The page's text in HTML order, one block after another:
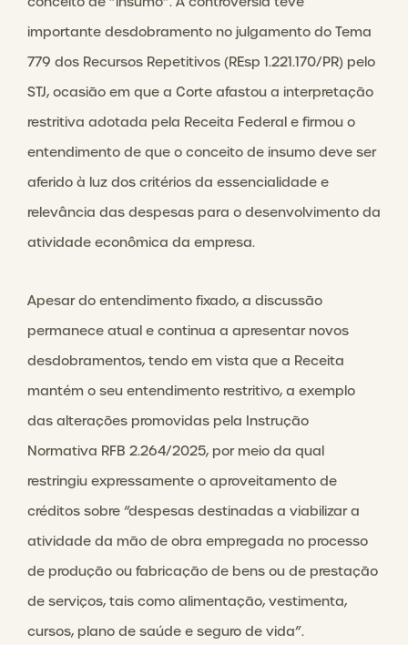
importante desdobramento no julgamento do Tema
779 dos Recursos Repetitivos (REsp 1.221.170/PR) pelo
STJ, ocasião em que a Corte afastou a interpretação
restritiva adotada pela Receita Federal e firmou o
entendimento de que o conceito de insumo deve ser
aferido à luz dos critérios da essencialidade e
relevância das despesas para o desenvolvimento da
atividade econômica da empresa.
Apesar do entendimento fixado, a discussão
permanece atual e continua a apresentar novos
desdobramentos, tendo em vista que a Receita
mantém o seu entendimento restritivo, a exemplo
das alterações promovidas pela Instrução
Normativa RFB 2.264/2025, por meio da qual
restringiu expressamente o aproveitamento de
créditos sobre “despesas destinadas a viabilizar a
atividade da mão de obra empregada no processo
de produção ou fabricação de bens ou de prestação
de serviços, tais como alimentação, vestimenta,
cursos, plano de saúde e seguro de vida”.